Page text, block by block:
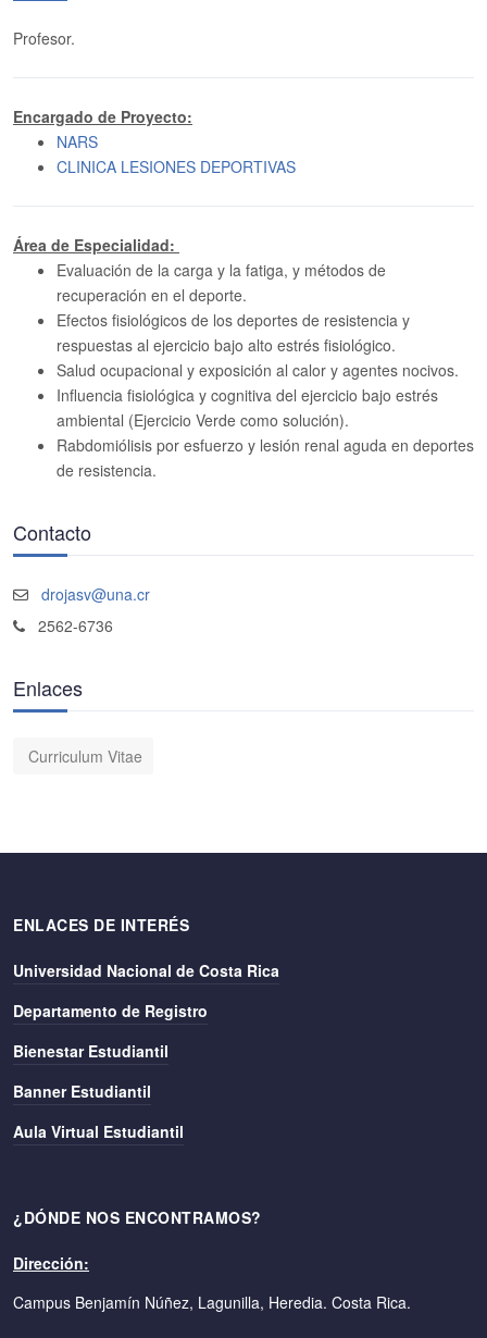
Profesor.
Encargado de Proyecto:
NARS
CLINICA LESIONES DEPORTIVAS
Área de Especialidad:
Evaluación de la carga y la fatiga, y métodos de
recuperación en el deporte.
Efectos fisiológicos de los deportes de resistencia y
respuestas al ejercicio bajo alto estrés fisiológico.
Salud ocupacional y exposición al calor y agentes nocivos.
Influencia fisiológica y cognitiva del ejercicio bajo estrés
ambiental (Ejercicio Verde como solución).
Rabdomiólisis por esfuerzo y lesión renal aguda en deportes
de resistencia.
Contacto
drojasv@una.cr
2562-6736
Enlaces
Curriculum Vitae
ENLACES DE INTERÉS
Universidad Nacional de Costa Rica
Departamento de Registro
Bienestar Estudiantil
Banner Estudiantil
Aula Virtual Estudiantil
¿DÓNDE NOS ENCONTRAMOS?
Dirección:
Campus Benjamín Núñez, Lagunilla, Heredia. Costa Rica.